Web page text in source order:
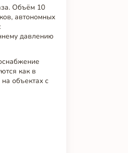
Объём 10
автономных
давлению
как в
объектах с